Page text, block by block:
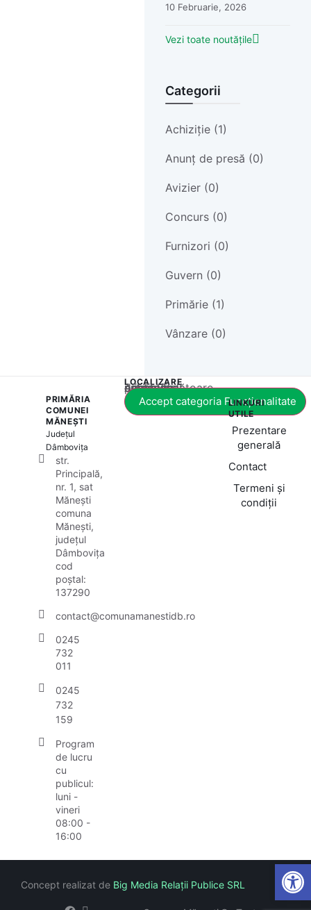
10 Februarie, 2026
Vezi toate noutățile
Categorii
Achiziție (1)
Anunț de presă (0)
Avizier (0)
Concurs (0)
Furnizori (0)
Guvern (0)
Primărie (1)
Vânzare (0)
PRIMĂRIA
COMUNEI
MĂNEȘTI
Județul
Dâmbovița
str.
Principală,
nr. 1, sat
Mănești
comuna
Mănești,
județul
Dâmbovița
cod
poștal:
137290
contact@comunamanestidb.ro
0245
732
011
0245
732
159
Program
de lucru
cu
publicul:
luni -
vineri
08:00 -
16:00
LOCALIZARE
Acest conținut este blocat până când acceptați categoria corespunzătoare de cookie-uri.
Accept categoria Funcționalitate
LINKURI
UTILE
Prezentare
generală
Contact
Termeni și
condiții
Concept realizat de Big Media Relații Publice SRL